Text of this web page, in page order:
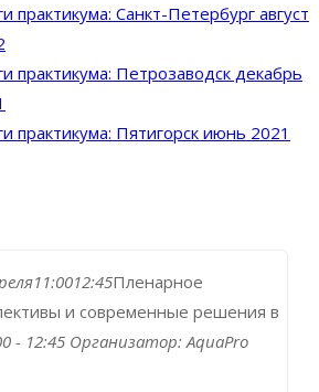
практикума: Санкт-Петербург август
практикума: Петрозаводск декабрь
практикума: Пятигорск июнь 2021
11:0012:45Пленарное
и современные решения в
- 12:45 Организатор: AquaPro